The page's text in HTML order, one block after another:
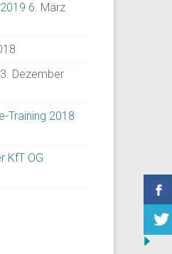
6. März
3. Dezember
Training 2018
KfT OG